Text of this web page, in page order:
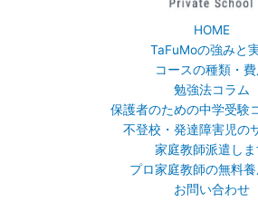
HOME
TaFuMoの強みと
コースの種類・費
勉強法コラム
保護者のための中学受験
不登校・発達障害児の
家庭教師派遣しま
プロ家庭教師の無料
お問い合わせ